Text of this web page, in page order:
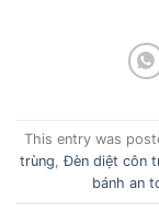
This entry was
trùng ,Đèn diệt côn
bánh an